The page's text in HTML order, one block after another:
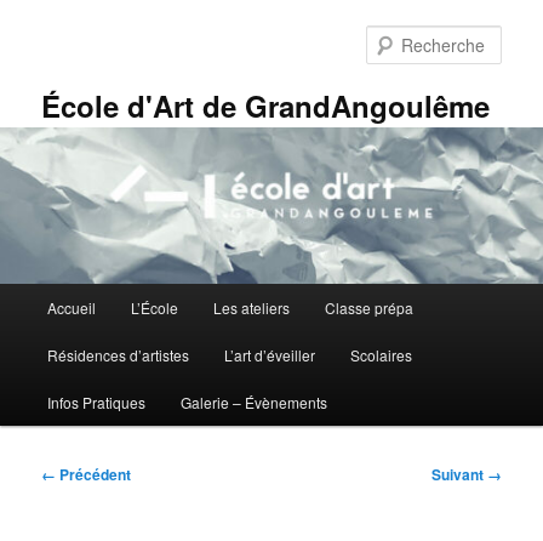
principalÉcole d'Art de GrandAngoulême
principal
Accueil L’École Les ateliers Classe prépa
Résidences d’artistes L’art d’éveiller Scolaires
Infos Pratiques Galerie – Évènements
Navigation
← Précédent Suivant →